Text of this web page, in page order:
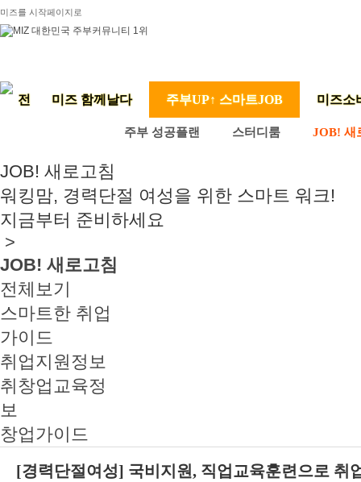
미즈를 시작페이지로
미즈 함께날다 주부UP↑ 스마트JOB 미즈소
주부 성공플랜 스터디룸 JOB! 새
JOB! 새로고침
워킹맘, 경력단절 여성을 위한 스마트 워크!
지금부터 준비하세요
>
JOB! 새로고침
전체보기
스마트한 취업
가이드
취업지원정보
취창업교육정
보
창업가이드
[경력단절여성] 국비지원, 직업교육훈련으로 취